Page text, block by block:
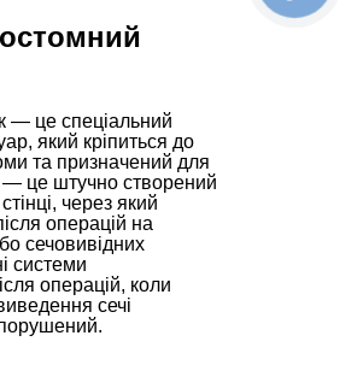
— це спеціальний
який кріпиться до
та призначений для
— це штучно створений
через який
операцій на
сечовивідних
системи
операцій, коли
сечі